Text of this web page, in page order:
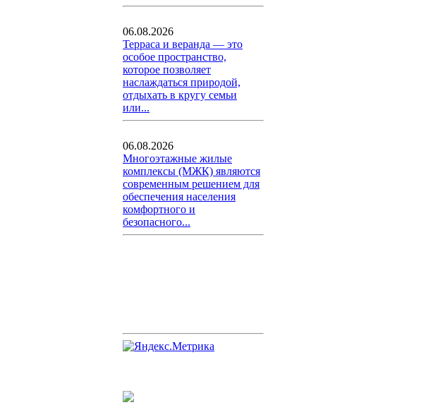
06.08.2026
Терраса и веранда — это
особое пространство,
которое позволяет
наслаждаться природой,
отдыхать в кругу семьи
или...
06.08.2026
Многоэтажные жилые
комплексы (МЖК) являются
современным решением для
обеспечения населения
комфортного и
безопасного...